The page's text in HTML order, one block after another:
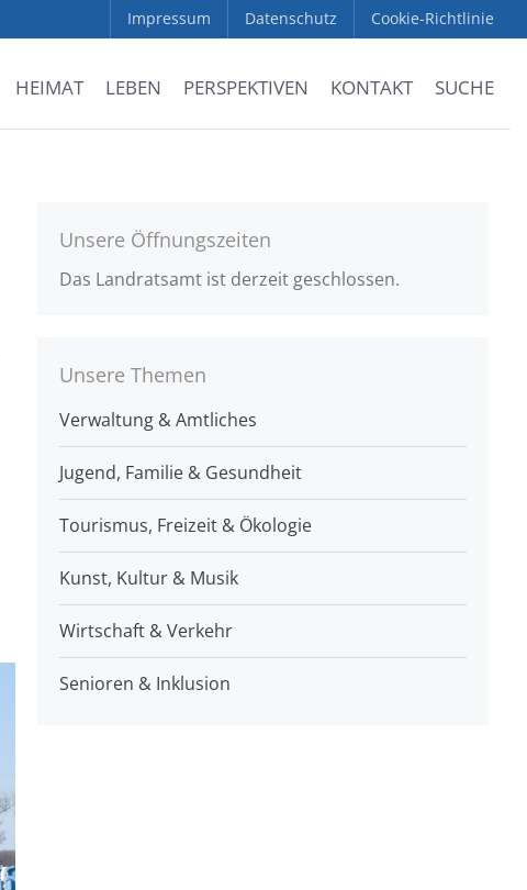
Impressum Datenschutz Cookie-Richtlinie
HEIMAT LEBEN PERSPEKTIVEN KONTAKT SUCHE
Unsere Öffnungszeiten
Das Landratsamt ist derzeit geschlossen.
Unsere Themen
Verwaltung & Amtliches
Jugend, Familie & Gesundheit
Tourismus, Freizeit & Ökologie
Kunst, Kultur & Musik
Wirtschaft & Verkehr
Senioren & Inklusion